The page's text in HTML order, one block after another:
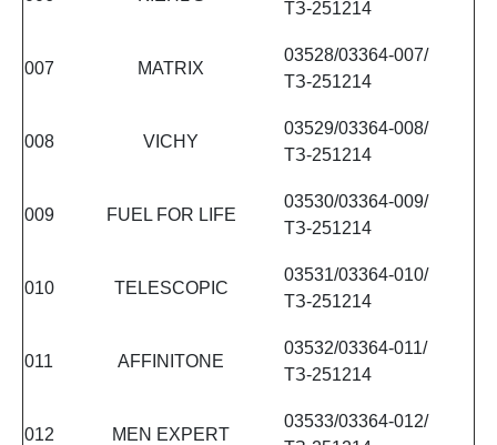
ТЗ-251214
007 MATRIX
03528/03364-007/
ТЗ-251214
008 VICHY
03529/03364-008/
ТЗ-251214
009 FUEL FOR LIFE
03530/03364-009/
ТЗ-251214
010 TELESCOPIC
03531/03364-010/
ТЗ-251214
011 AFFINITONE
03532/03364-011/
ТЗ-251214
012 MEN EXPERT
03533/03364-012/